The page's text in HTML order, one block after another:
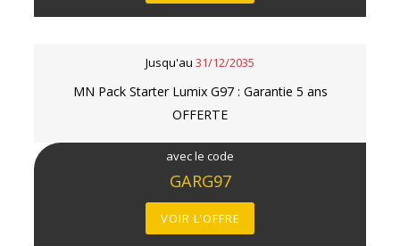
Jusqu'au 31/12/2035
MN Pack Starter Lumix G97 : Garantie 5 ans
OFFERTE
avec le code
GARG97
VOIR L'OFFRE